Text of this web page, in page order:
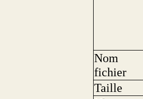
Nom
fichier
Taille